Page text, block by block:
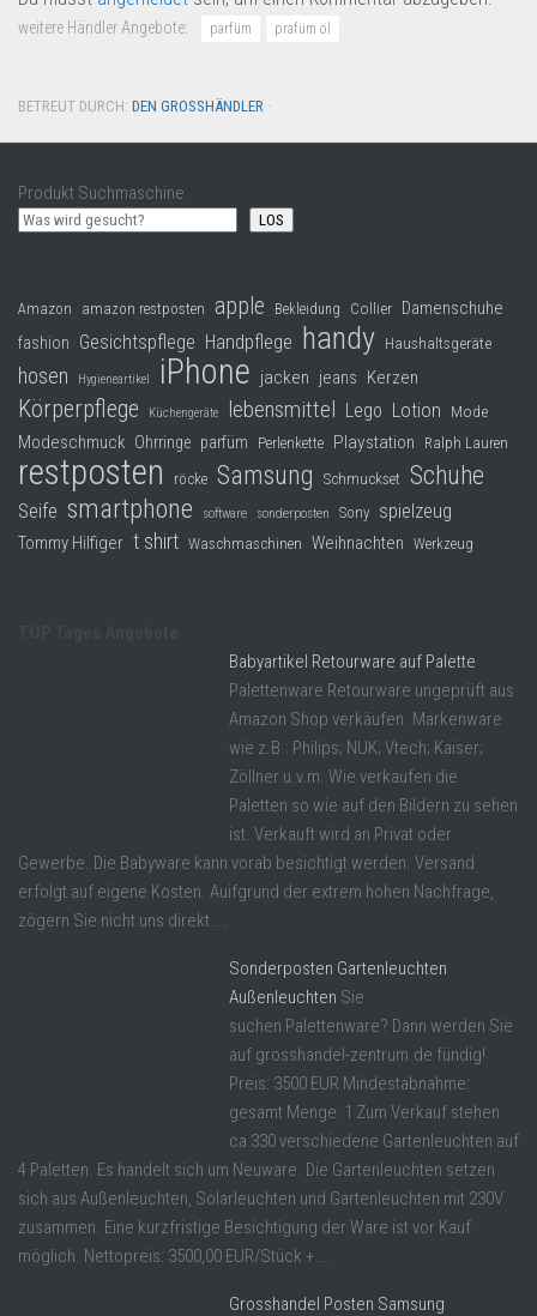
weitere Händler Angebote: parfüm prafüm öl
BETREUT DURCH: DEN GROSSHÄNDLER ·
Produkt Suchmaschine
LOS
Amazon amazon restposten apple Bekleidung Collier Damenschuhe
fashion Gesichtspflege Handpflege handy Haushaltsgeräte
hosen Hygieneartikel iPhone jacken jeans Kerzen
Körperpflege Küchengeräte lebensmittel Lego Lotion Mode
Modeschmuck Ohrringe parfüm Perlenkette Playstation Ralph Lauren
restposten röcke Samsung Schmuckset Schuhe
Seife smartphone software sonderposten Sony spielzeug
Tommy Hilfiger t shirt Waschmaschinen Weihnachten Werkzeug
Babyartikel Retourware auf Palette
Palettenware Retourware ungeprüft aus
Amazon Shop verkäufen. Markenware
wie z.B.: Philips; NUK; Vtech; Kaiser;
Zöllner u.v.m. Wie verkaufen die
Paletten so wie auf den Bildern zu sehen
ist. Verkauft wird an Privat oder
Gewerbe. Die Babyware kann vorab besichtigt werden. Versand
erfolgt auf eigene Kosten. Auifgrund der extrem hohen Nachfrage,
zögern Sie nicht uns direkt ...
Sonderposten Gartenleuchten
Außenleuchten Sie
suchen Palettenware? Dann werden Sie
auf grosshandel-zentrum.de fündig!
Preis: 3500 EUR Mindestabnahme:
gesamt Menge: 1 Zum Verkauf stehen
ca 330 verschiedene Gartenleuchten auf
4 Paletten. Es handelt sich um Neuware. Die Gartenleuchten setzen
sich aus Außenleuchten, Solarleuchten und Gartenleuchten mit 230V
zusammen. Eine kurzfristige Besichtigung der Ware ist vor Kauf
möglich. Nettopreis: 3500,00 EUR/Stück + ...
Grosshandel Posten Samsung